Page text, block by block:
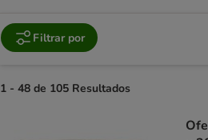
Filtrar por
1 - 48 de 105 Resultados